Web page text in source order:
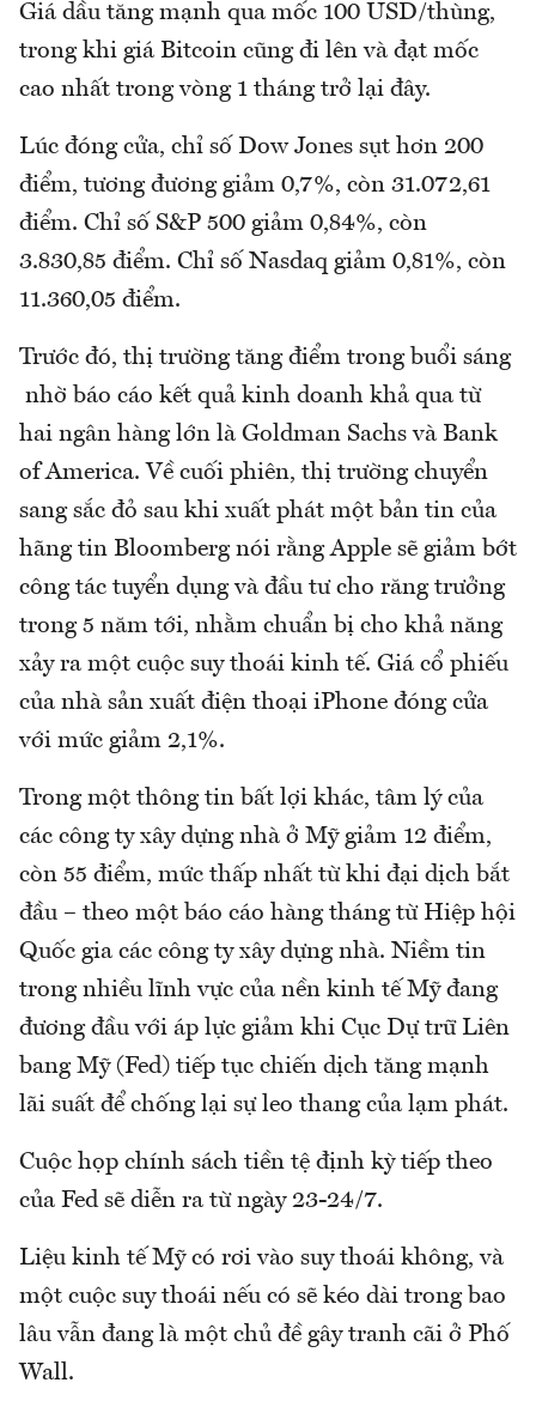
Giá dầu tăng mạnh qua mốc 100 USD/thùng,
trong khi giá Bitcoin cũng đi lên và đạt mốc
cao nhất trong vòng 1 tháng trở lại đây.
Lúc đóng cửa, chỉ số Dow Jones sụt hơn 200
điểm, tương đương giảm 0,7%, còn 31.072,61
điểm. Chỉ số S&P 500 giảm 0,84%, còn
3.830,85 điểm. Chỉ số Nasdaq giảm 0,81%, còn
11.360,05 điểm.
Trước đó, thị trường tăng điểm trong buổi sáng
nhờ báo cáo kết quả kinh doanh khả qua từ
hai ngân hàng lớn là Goldman Sachs và Bank
of America. Về cuối phiên, thị trường chuyển
sang sắc đỏ sau khi xuất phát một bản tin của
hãng tin Bloomberg nói rằng Apple sẽ giảm bớt
công tác tuyển dụng và đầu tư cho răng trưởng
trong 5 năm tới, nhằm chuẩn bị cho khả năng
xảy ra một cuộc suy thoái kinh tế. Giá cổ phiếu
của nhà sản xuất điện thoại iPhone đóng cửa
với mức giảm 2,1%.
Trong một thông tin bất lợi khác, tâm lý của
các công ty xây dựng nhà ở Mỹ giảm 12 điểm,
còn 55 điểm, mức thấp nhất từ khi đại dịch bắt
đầu – theo một báo cáo hàng tháng từ Hiệp hội
Quốc gia các công ty xây dựng nhà. Niềm tin
trong nhiều lĩnh vực của nền kinh tế Mỹ đang
đương đầu với áp lực giảm khi Cục Dự trữ Liên
bang Mỹ (Fed) tiếp tục chiến dịch tăng mạnh
lãi suất để chống lại sự leo thang của lạm phát.
Cuộc họp chính sách tiền tệ định kỳ tiếp theo
của Fed sẽ diễn ra từ ngày 23-24/7.
Liệu kinh tế Mỹ có rơi vào suy thoái không, và
một cuộc suy thoái nếu có sẽ kéo dài trong bao
lâu vẫn đang là một chủ đề gây tranh cãi ở Phố
Wall.